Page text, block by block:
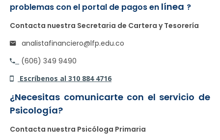
problemas con el portal de pagos en línea ?
Contacta nuestra Secretaria de Cartera y Tesorería
analistafinanciero@lfp.edu.co
(606) 349 9490
Escríbenos al 310 884 4716
¿Necesitas comunicarte con el servicio de
Psicología?
Contacta nuestra Psicóloga Primaria